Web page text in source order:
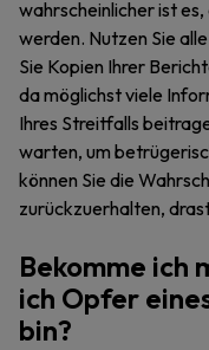
wahrscheinlicher ist
werden. Nutzen Sie
Sie Kopien Ihrer
da möglichst viele
Ihres Streitfalls
warten, um
können Sie die
zurückzuerhalten,
Bekomme ich
ich Opfer
bin?